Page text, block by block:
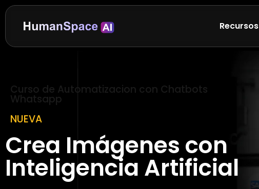
Recursos
Curso de Automatizacion con Chatbots
Whatsapp
NUEVA
Crea Imágenes con
Inteligencia Artificial